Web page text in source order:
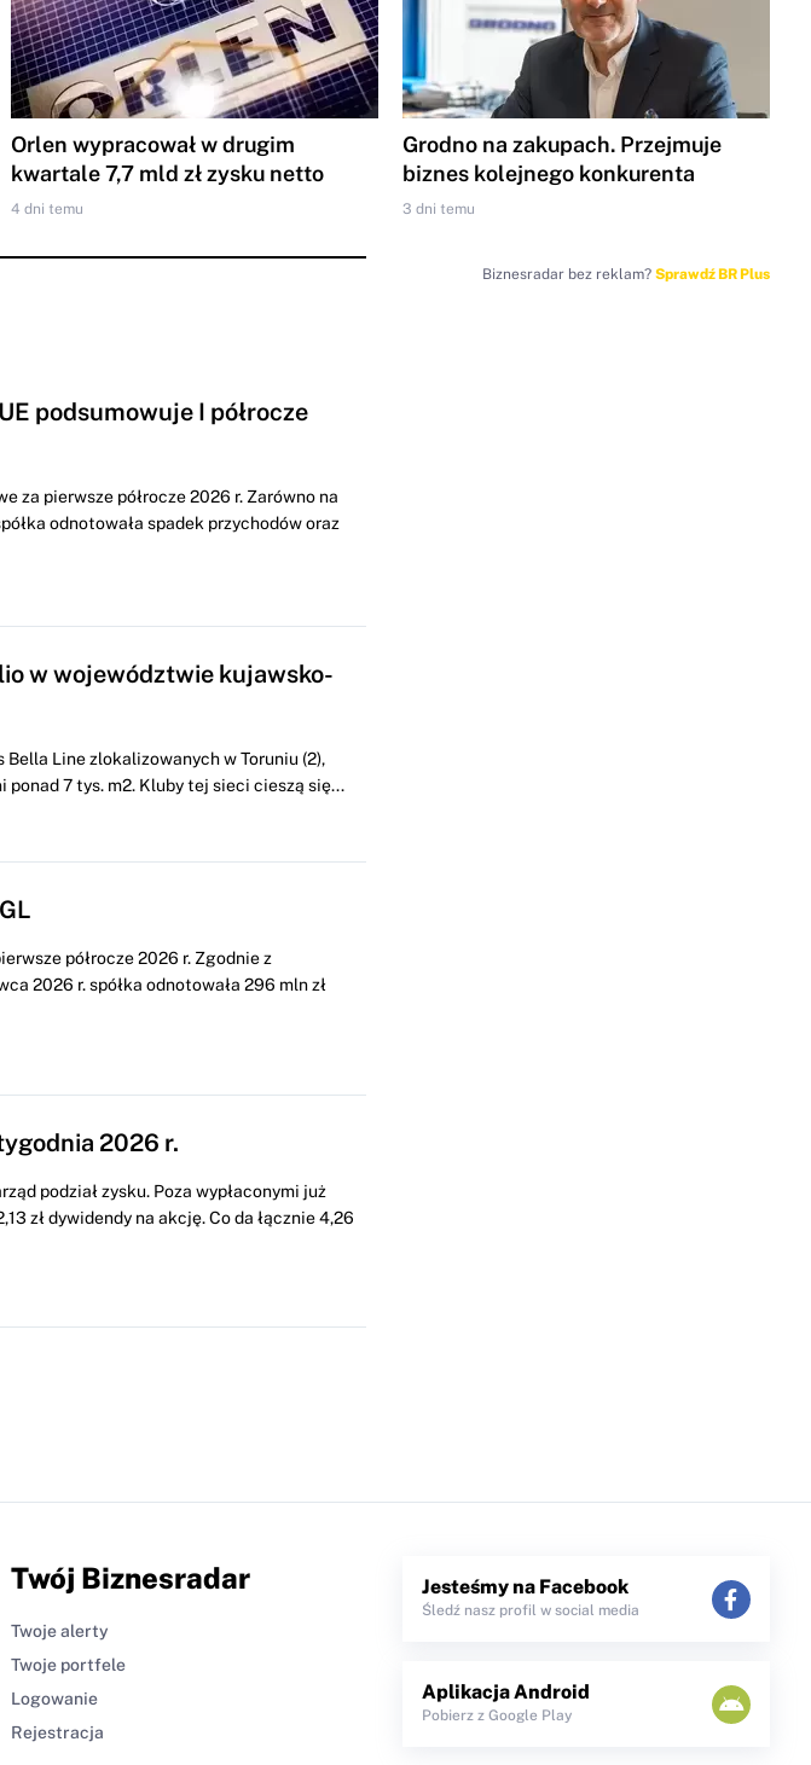
Orlen wypracował w drugim
kwartale 7,7 mld zł zysku netto
4 dni temu
Grodno na zakupach. Przejmuje
biznes kolejnego konkurenta
3 dni temu
podsumowuje I półrocze
za pierwsze półrocze 2026 r. Zarówno na
odnotowała spadek przychodów oraz
w województwie kujawsko-
Line zlokalizowanych w Toruniu (2),
ponad 7 tys. m2. Kluby tej sieci cieszą się...
półrocze 2026 r. Zgodnie z
2026 r. spółka odnotowała 296 mln zł
2026 r.
podział zysku. Poza wypłaconymi już
zł dywidendy na akcję. Co da łącznie 4,26
Biznesradar bez reklam? Sprawdź BR Plus
Twój Biznesradar
Twoje alerty
Twoje portfele
Logowanie
Rejestracja
Jesteśmy na Facebook
Śledź nasz profil w social media
Aplikacja Android
Pobierz z Google Play